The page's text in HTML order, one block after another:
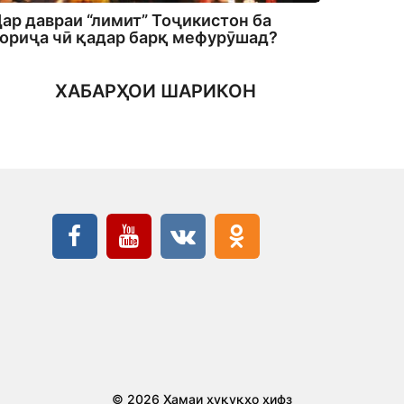
давраи “лимит” Тоҷикистон ба
чӣ қадар барқ мефурӯшад?
ХАБАРҲОИ ШАРИКОН
© 2026 Ҳамаи ҳуқуқҳо ҳифз